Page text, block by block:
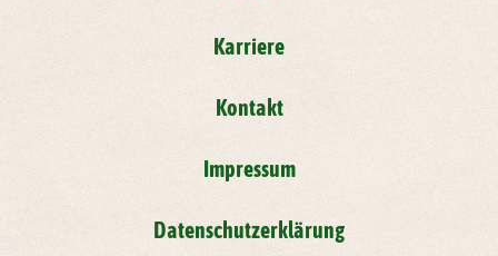
Karriere
Kontakt
Impressum
Datenschutzerklärung